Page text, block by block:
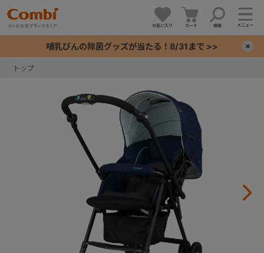
お気に入り カート 検索 メニュー
哺乳びんの除菌グッズが当たる！8/31まで >>
トップ